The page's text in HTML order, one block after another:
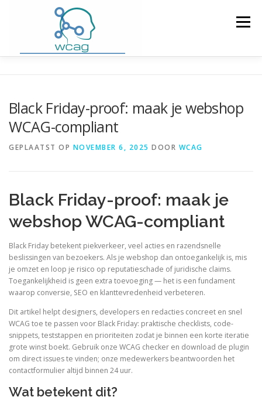
Menu
WCAG CHECKER / VALIDATOR
Black Friday-proof: maak je webshop
WCAG-compliant
GEPLAATST OP NOVEMBER 6, 2025 DOOR WCAG
Black Friday-proof: maak je
webshop WCAG-compliant
Black Friday betekent piekverkeer, veel acties en razendsnelle
beslissingen van bezoekers. Als je webshop dan ontoegankelijk is, mis
je omzet en loop je risico op reputatieschade of juridische claims.
Toegankelijkheid is geen extra toevoeging — het is een fundament
waarop conversie, SEO en klanttevredenheid verbeteren.
Dit artikel helpt designers, developers en redacties concreet en snel
WCAG toe te passen voor Black Friday: praktische checklists, code-
snippets, teststappen en prioriteiten zodat je binnen een korte iteratie
grote winst boekt. Gebruik onze WCAG checker en download de plugin
om direct issues te vinden; onze medewerkers beantwoorden het
contactformulier altijd binnen 24 uur.
Wat betekent dit?